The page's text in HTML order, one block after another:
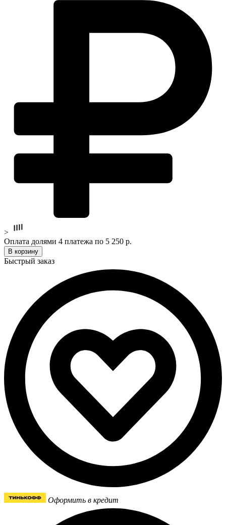
>
Оплата долями 4 платежа по 5 250 р.
В корзину
Быстрый заказ
Оформить в кредит